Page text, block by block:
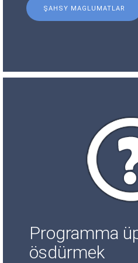
ŞAHSY MAGLUMATLAR
Programma
ösdürmek